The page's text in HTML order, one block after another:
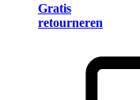
Gratis
retourneren